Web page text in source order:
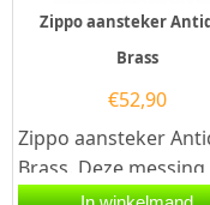
Zippo aansteker
Brass
€52,90
Zippo aansteker
Brass. Deze messing
zippo aansteker